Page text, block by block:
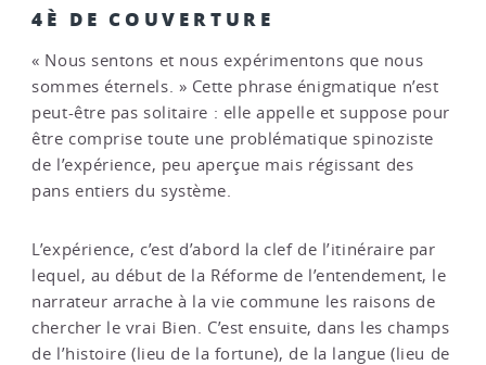
4È DE COUVERTURE
« Nous sentons et nous expérimentons que nous
sommes éternels. » Cette phrase énigmatique n’est
peut-être pas solitaire : elle appelle et suppose pour
être comprise toute une problématique spinoziste
de l’expérience, peu aperçue mais régissant des
pans entiers du système.
L’expérience, c’est d’abord la clef de l’itinéraire par
lequel, au début de la Réforme de l’entendement, le
narrateur arrache à la vie commune les raisons de
chercher le vrai Bien. C’est ensuite, dans les champs
de l’histoire (lieu de la fortune), de la langue (lieu de